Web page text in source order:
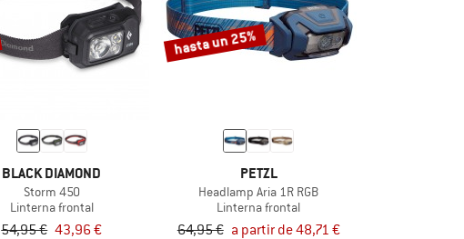
BLACK DIAMOND
Storm 450
Linterna frontal
54,95 € 43,96 €
hasta un 25%
PETZL
Headlamp Aria 1R RGB
Linterna frontal
64,95 € a partir de 48,71 €